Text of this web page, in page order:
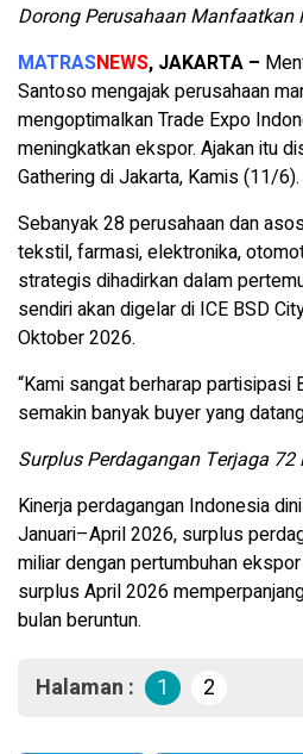
Dorong Perusahaan Manfaatkan
MATRASNEWS, JAKARTA –
Santoso mengajak perusahaan
mengoptimalkan Trade Expo
meningkatkan ekspor. Ajakan itu
Gathering di Jakarta, Kamis (11/6).
Sebanyak 28 perusahaan dan
tekstil, farmasi, elektronika,
strategis dihadirkan dalam
sendiri akan digelar di ICE BSD
Oktober 2026.
“Kami sangat berharap partisipasi
semakin banyak buyer yang
Surplus Perdagangan Terjaga
Kinerja perdagangan Indonesia
Januari–April 2026, surplus
miliar dengan pertumbuhan
surplus April 2026
bulan beruntun.
Halaman : 1 2